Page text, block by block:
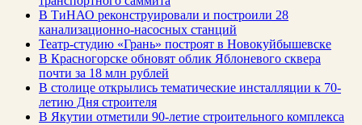
В ТиНАО реконструировали и построили 28
канализационно-насосных станций
Театр-студию «Грань» построят в Новокуйбышевске
В Красногорске обновят облик Яблоневого сквера
почти за 18 млн рублей
В столице открылись тематические инсталляции к 70-
летию Дня строителя
В Якутии отметили 90-летие строительного комплекса